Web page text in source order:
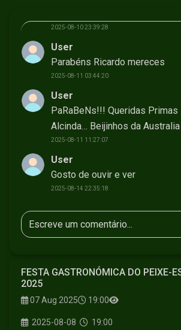
2025-08-10 23:39:28
User
Parabéns Ricardo mereces
2025-08-11 03:44:20
User
PaRaBeNs!!! Queridas
Alcinda… Beijinhos da
2025-08-11 11:27:07
User
Gosto de ouvir e ver
2025-08-14 22:35:18
FESTA GASTRONÓMICA DO PEIXE-
2025
07 Aug 2025 19:00
2025-08-08
19:00